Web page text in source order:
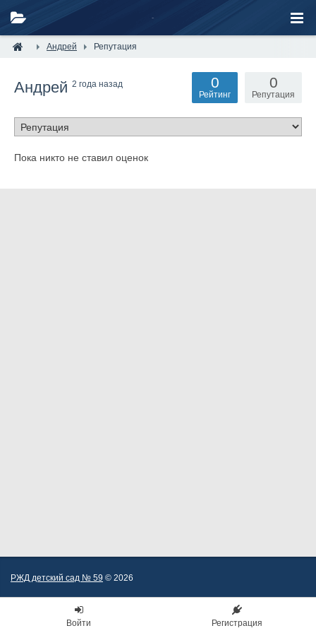
Андрей Репутация
Андрей 2 года назад 0
Репутация
0
Рейтинг
Пока никто не ставил оценок
РЖД детский сад № 59 © 2026
Войти Регистрация